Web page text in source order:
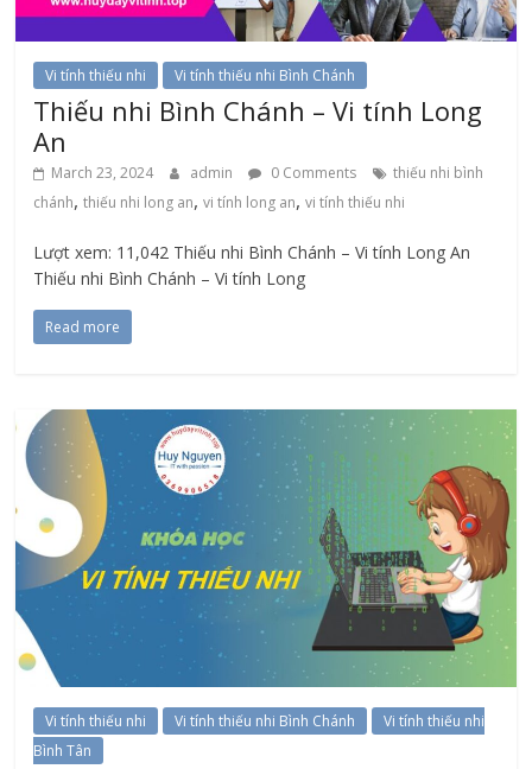
Vi tính thiếu nhi Vi tính thiếu nhi Bình Chánh
Thiếu nhi Bình Chánh – Vi tính Long
An
March 23, 2024 admin 0 Comments
thiếu nhi bình
chánh,thiếu nhi long an,vi tính long an,vi tính thiếu nhi
Lượt xem: 11,042 Thiếu nhi Bình Chánh – Vi tính Long An
Thiếu nhi Bình Chánh – Vi tính Long
Read more
Vi tính thiếu nhi Vi tính thiếu nhi Bình Chánh
Vi tính thiếu nhi
Bình Tân